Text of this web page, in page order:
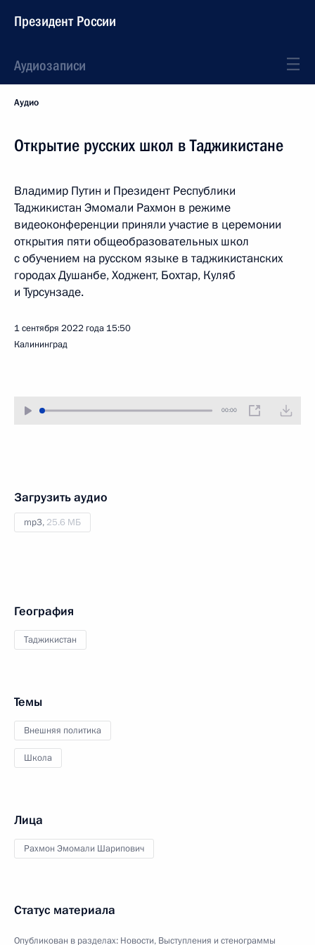
Президент России
Аудиозаписи
Аудио
Открытие русских школ в Таджикистане
Владимир Путин и Президент Республики
Таджикистан Эмомали Рахмон в режиме
видеоконференции приняли участие в церемонии
открытия пяти общеобразовательных школ
с обучением на русском языке в таджикистанских
городах Душанбе, Ходжент, Бохтар, Куляб
и Турсунзаде.
1 сентября 2022 года 15:50
Калининград
00:00
Загрузить аудио
mp3, 25.6 МБ
География
Таджикистан
Темы
Внешняя политика
Школа
Лица
Рахмон Эмомали Шарипович
Статус материала
Опубликован в разделах: Новости, Выступления и стенограммы